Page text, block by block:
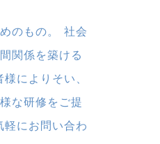
のもの。 社会
関係を築ける
によりそい、
な研修をご提
にお問い合わ